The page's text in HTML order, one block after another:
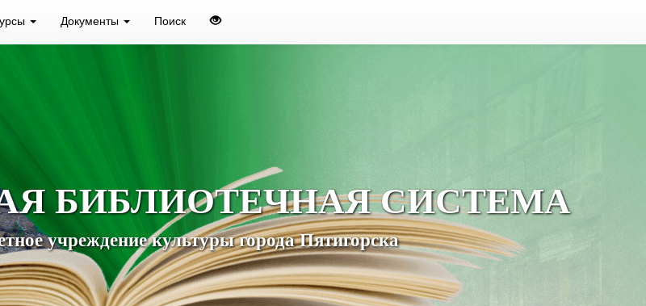
Документы Поиск
БИБЛИОТЕЧНАЯ СИСТЕМА
учреждение культуры города Пятигорска